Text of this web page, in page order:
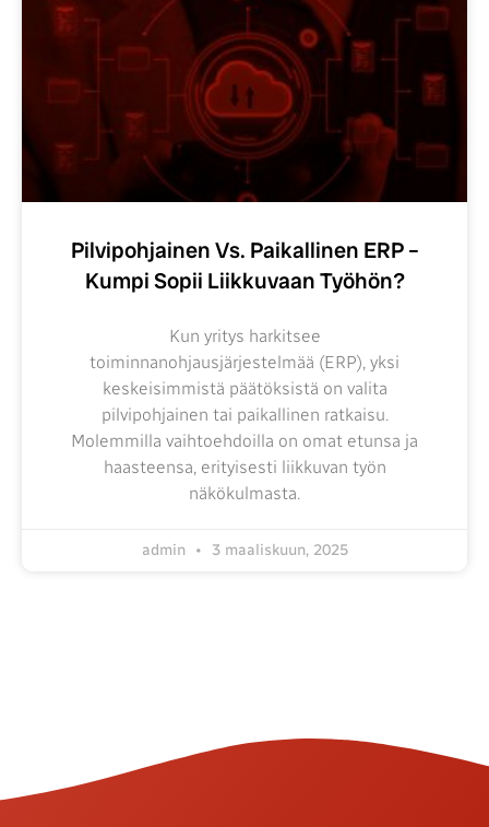
Pilvipohjainen Vs. Paikallinen ERP –
Kumpi Sopii Liikkuvaan Työhön?
Kun yritys harkitsee
toiminnanohjausjärjestelmää (ERP), yksi
keskeisimmistä päätöksistä on valita
pilvipohjainen tai paikallinen ratkaisu.
Molemmilla vaihtoehdoilla on omat etunsa ja
haasteensa, erityisesti liikkuvan työn
näkökulmasta.
admin 3 maaliskuun, 2025